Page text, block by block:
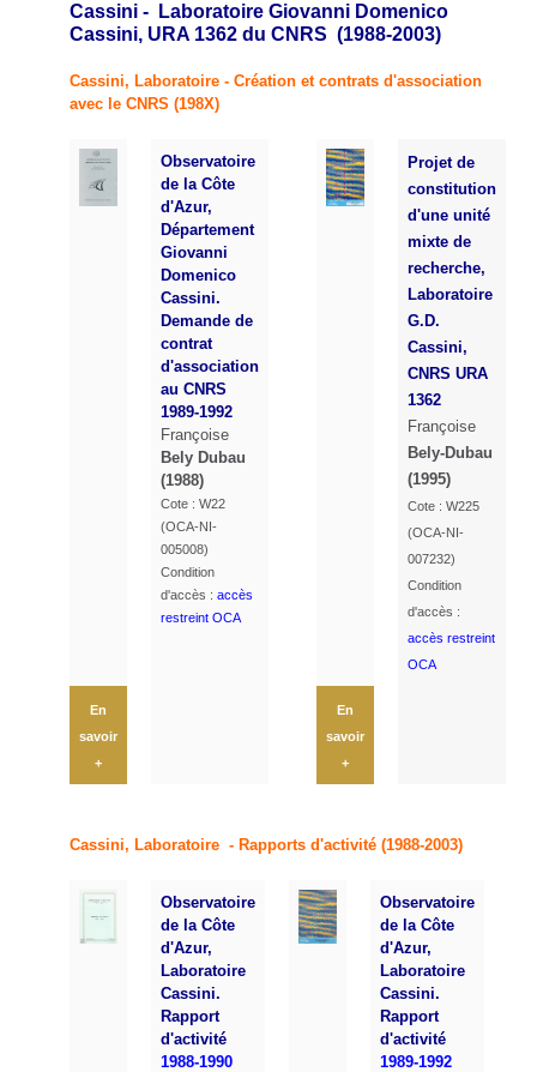
Cassini - Laboratoire Giovanni Domenico
Cassini, URA 1362 du CNRS (1988-2003)
Cassini, Laboratoire - Création et contrats d'association
avec le CNRS (198X)
Observatoire
de la Côte
d'Azur,
Département
Giovanni
Domenico
Cassini.
Demande de
contrat
d'association
au CNRS
1989-1992
Françoise
Bely Dubau
(1988)
Cote : W22
(OCA-NI-
005008)
Condition
d'accès : accès
restreint OCA
Projet de
constitution
d'une unité
mixte de
recherche,
Laboratoire
G.D.
Cassini,
CNRS URA
1362
Françoise
Bely-Dubau
(1995)
Cote : W225
(OCA-NI-
007232)
Condition
d'accès :
accès restreint
OCA
En
savoir
+
En
savoir
+
Cassini, Laboratoire - Rapports d'activité (1988-2003)
Observatoire
de la Côte
d'Azur,
Laboratoire
Cassini.
Rapport
d'activité
1988-1990
Observatoire
de la Côte
d'Azur,
Laboratoire
Cassini.
Rapport
d'activité
1989-1992